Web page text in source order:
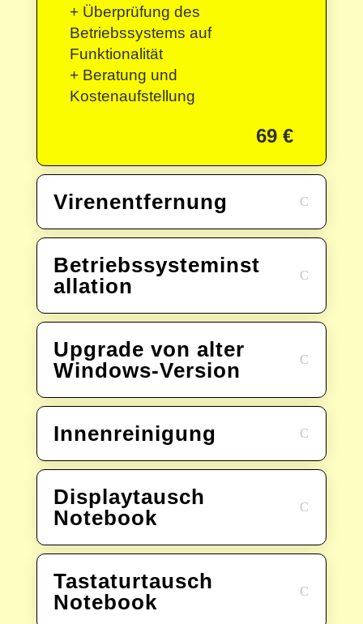
+ Überprüfung des
Betriebssystems auf
Funktionalität
+ Beratung und
Kostenaufstellung
69 €
Virenentfernung
Betriebssysteminst
allation
Upgrade von alter
Windows-Version
Innenreinigung
Displaytausch
Notebook
Tastaturtausch
Notebook